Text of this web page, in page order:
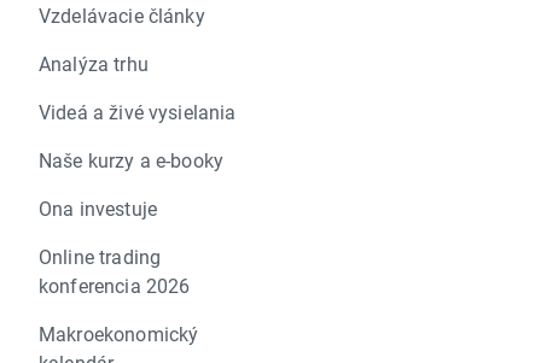
Vzdelávacie články
Analýza trhu
Videá a živé vysielania
Naše kurzy a e-booky
Ona investuje
Online trading
konferencia 2026
Makroekonomický